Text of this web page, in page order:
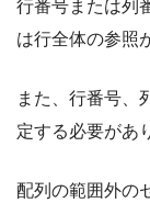
行番号または列
は行全体の参照
また、行番号、
定する必要があ
配列の範囲外の